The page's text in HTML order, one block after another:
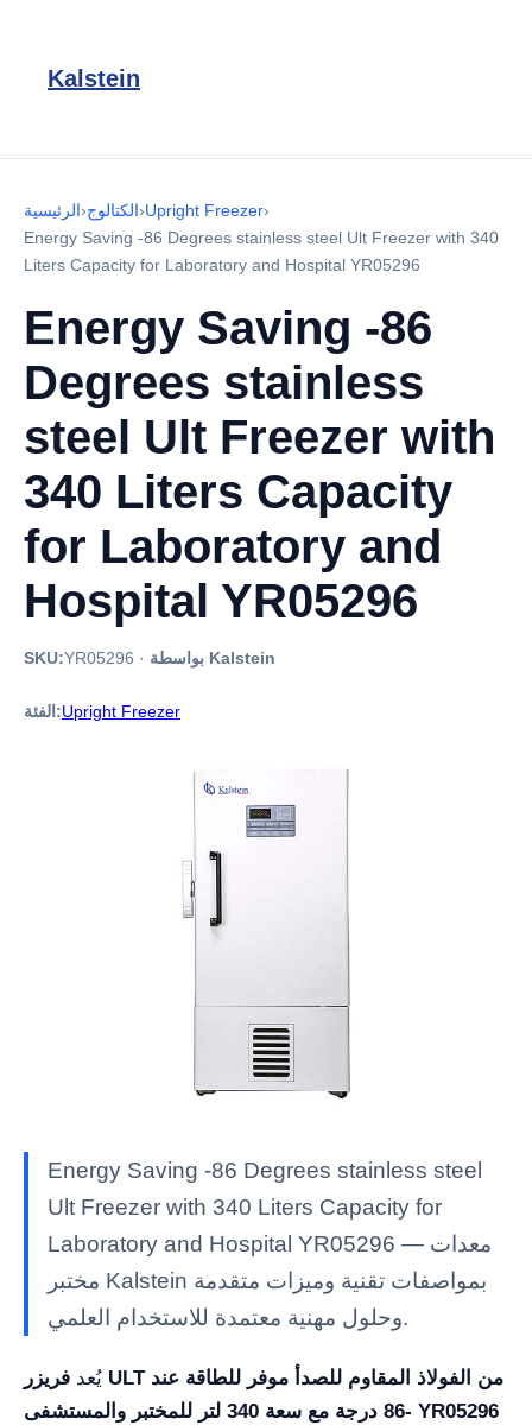
Kalstein
الرئيسية›الكتالوج›Upright Freezer›
Energy Saving -86 Degrees stainless steel Ult Freezer with 340
Liters Capacity for Laboratory and Hospital YR05296
Energy Saving -86
Degrees stainless
steel Ult Freezer with
340 Liters Capacity
for Laboratory and
Hospital YR05296
SKU:YR05296 · بواسطة Kalstein
الفئة:Upright Freezer
Energy Saving -86 Degrees stainless steel
Ult Freezer with 340 Liters Capacity for
Laboratory and Hospital YR05296 — معدات
مختبر Kalstein بمواصفات تقنية وميزات متقدمة
وحلول مهنية معتمدة للاستخدام العلمي.
يُعد فريزر ULT من الفولاذ المقاوم للصدأ موفر للطاقة عند
-86 درجة مع سعة 340 لتر للمختبر والمستشفى YR05296